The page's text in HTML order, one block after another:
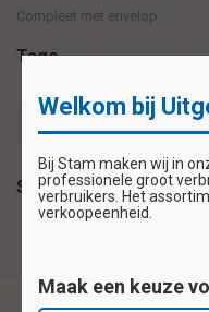
Compleet met envelop.
Tags
honden
Specificaties
Welkom bij
Bij Stam maken wij in
professionele groot
verbruikers. Het
verkoopeenheid.
Maak een keuze